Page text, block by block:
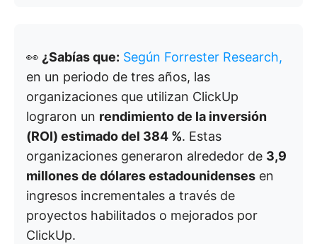
👀 ¿Sabías que: Según Forrester Research,
en un periodo de tres años, las
organizaciones que utilizan ClickUp
lograron un rendimiento de la inversión
(ROI) estimado del 384 %. Estas
organizaciones generaron alrededor de 3,9
millones de dólares estadounidenses en
ingresos incrementales a través de
proyectos habilitados o mejorados por
ClickUp.